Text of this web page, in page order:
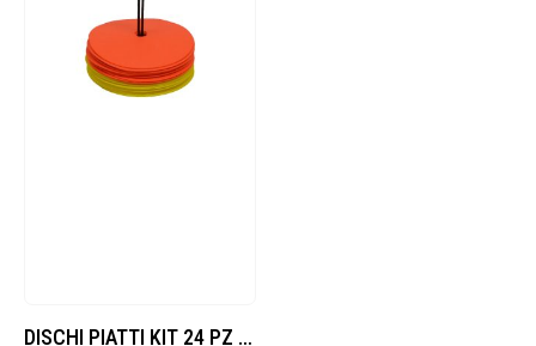
DISCHI PIATTI KIT 24 PZ (12 x COLORE)